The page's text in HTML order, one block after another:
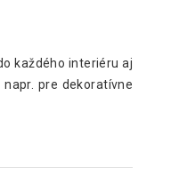
každého interiéru aj
pre dekoratívne